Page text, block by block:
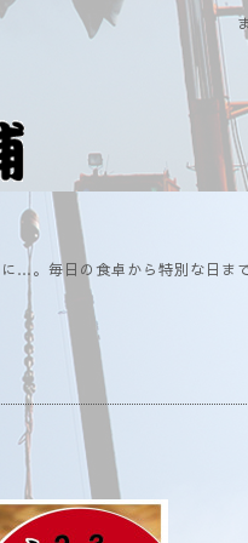
…。毎日の食卓から特別な日